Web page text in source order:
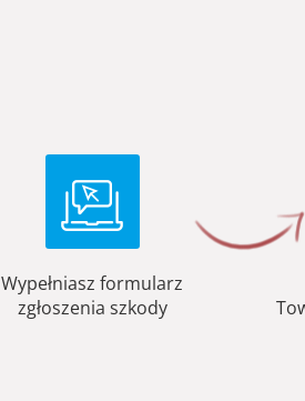
Wypełniasz formularz
zgłoszenia szkody